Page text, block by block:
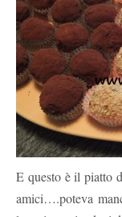
E questo è il piatto
amici….poteva